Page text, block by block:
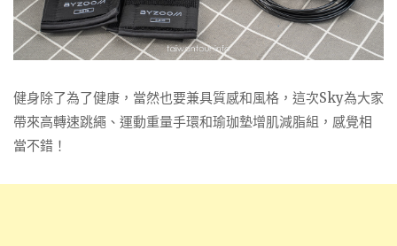
健身除了為了健康，當然也要兼具質感和風格，這次Sky為大家
帶來高轉速跳繩、運動重量手環和瑜珈墊增肌減脂組，感覺相
當不錯！